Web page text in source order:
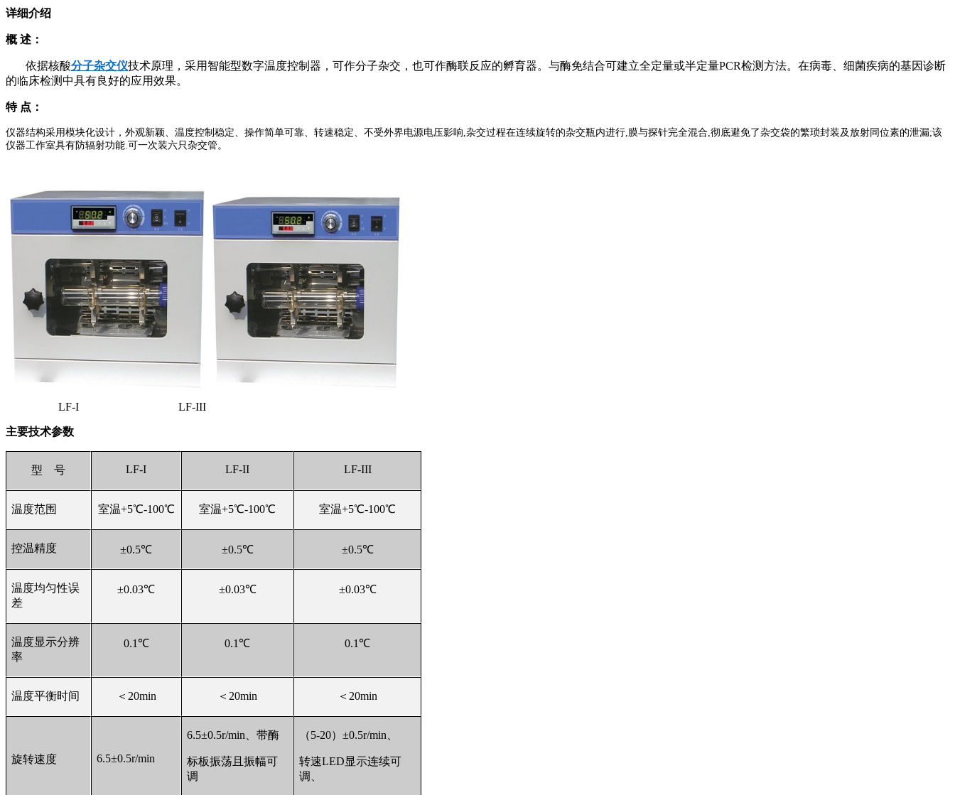
详细介绍
概 述：
依据核酸分子杂交仪技术原理，采用智能型数字温度控制器，可作分子杂交，也可作酶联反应的孵育器。与酶免结合可建立全定量或半定量PCR检测方法。在病毒、细菌疾病的基因诊断
的临床检测中具有良好的应用效果。
特 点：
仪器结构采用模块化设计，外观新颖、温度控制稳定、操作简单可靠、转速稳定、不受外界电源电压影响,杂交过程在连续旋转的杂交瓶内进行,膜与探针完全混合,彻底避免了杂交袋的繁琐封装及放射同位素的泄漏;该
仪器工作室具有防辐射功能.可一次装六只杂交管。
LF-I LF-III
主要技术参数
型 号 LF-I LF-II LF-III
温度范围 室温+5℃-100℃ 室温+5℃-100℃ 室温+5℃-100℃
控温精度 ±0.5℃ ±0.5℃ ±0.5℃
温度均匀性误
差
±0.03℃ ±0.03℃ ±0.03℃
温度显示分辨
率
0.1 ℃ 0.1 ℃ 0.1 ℃
温度平衡时间 ＜20min ＜20min ＜20min
旋转速度 6.5±0.5r/min
6.5±0.5r/min、带酶
标板振荡且振幅可
调
（5-20）±0.5r/min、
转速LED显示连续可
调、